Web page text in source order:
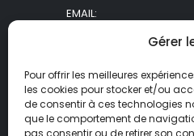
Gérer
Pour offrir les meilleures
les cookies pour stocker et/ou
de consentir à ces technologies
que le comportement de
pas consentir ou de retirer son
EMAIL: